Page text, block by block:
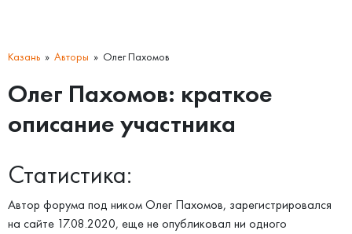
Казань Авторы Олег Пахомов
Олег Пахомов: краткое
описание участника
Статистика:
Автор форума под ником Олег Пахомов, зарегистрировался
на сайте 17.08.2020, еще не опубликовал ни одного